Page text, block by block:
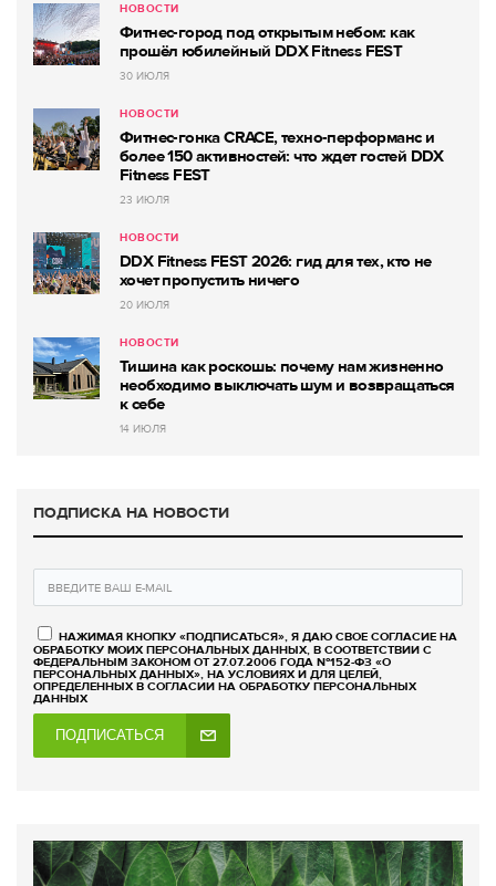
НОВОСТИ
Фитнес-город под открытым небом: как
прошёл юбилейный DDX Fitness FEST
30 ИЮЛЯ
НОВОСТИ
Фитнес-гонка CRACE, техно-перформанс и
более 150 активностей: что ждет гостей DDX
Fitness FEST
23 ИЮЛЯ
НОВОСТИ
DDX Fitness FEST 2026: гид для тех, кто не
хочет пропустить ничего
20 ИЮЛЯ
НОВОСТИ
Тишина как роскошь: почему нам жизненно
необходимо выключать шум и возвращаться
к себе
14 ИЮЛЯ
ПОДПИСКА НА НОВОСТИ
НАЖИМАЯ КНОПКУ «ПОДПИСАТЬСЯ», Я ДАЮ СВОЕ СОГЛАСИЕ НА
ОБРАБОТКУ МОИХ ПЕРСОНАЛЬНЫХ ДАННЫХ, В СООТВЕТСТВИИ С
ФЕДЕРАЛЬНЫМ ЗАКОНОМ ОТ 27.07.2006 ГОДА №152-ФЗ «О
ПЕРСОНАЛЬНЫХ ДАННЫХ», НА УСЛОВИЯХ И ДЛЯ ЦЕЛЕЙ,
ОПРЕДЕЛЕННЫХ В СОГЛАСИИ НА ОБРАБОТКУ ПЕРСОНАЛЬНЫХ
ДАННЫХ
ПОДПИСАТЬСЯ